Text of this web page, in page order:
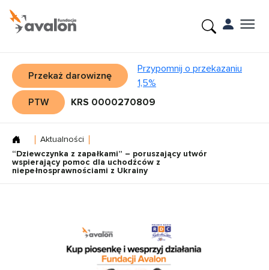
Przekaż darowiznę
Przypomnij o przekazaniu
1,5%
PTW
KRS 0000270809
Aktualności
“Dziewczynka z zapałkami” – poruszający utwór
wspierający pomoc dla uchodźców z
niepełnosprawnościami z Ukrainy